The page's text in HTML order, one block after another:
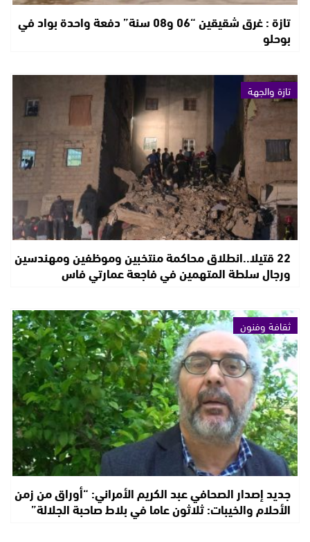
تازة : غرق شقيقين “06 و08 سنة” دفعة واحدة بواد في
بوحلو
تازة والجهة
22 قتيلا..انطلاق محاكمة منتخبين وموظفين ومهندسين
ورجال سلطة المتهمين في فاجعة عمارتي فاس
ثقافة وفنون
جديد إصدار الصحافي عبد الكريم الأمراني: “أوراق من زمن
الأحلام والخيبات: ثلاثون عاما في بلاط صاحبة الجلالة”